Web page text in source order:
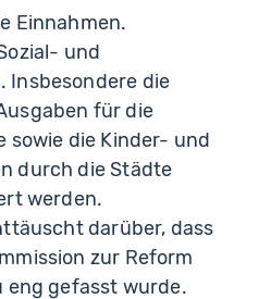
Einnahmen.
und
Insbesondere die
für die
sowie die Kinder- und
durch die Städte
werden.
darüber, dass
zur Reform
eng gefasst wurde.